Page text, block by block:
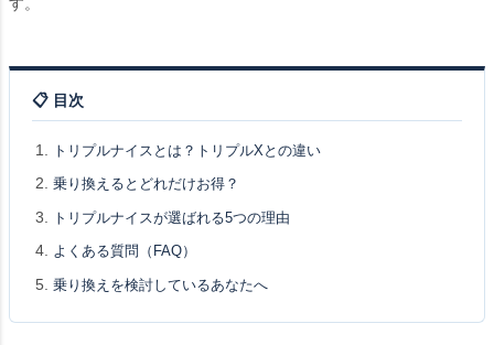
📋 目次
トリプルナイスとは？トリプルXとの違い
乗り換えるとどれだけお得？
トリプルナイスが選ばれる5つの理由
よくある質問（FAQ）
乗り換えを検討しているあなたへ